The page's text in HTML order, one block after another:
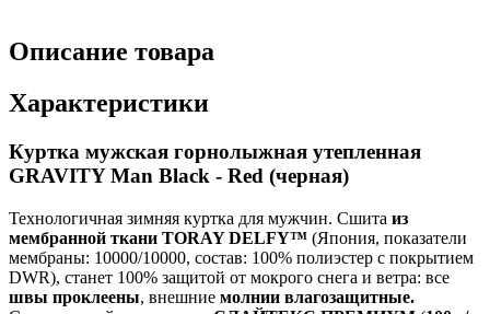
Описание товара
Характеристики
Куртка мужская горнолыжная утепленная
GRAVITY Man Black - Red (черная)
Технологичная зимняя куртка для мужчин. Сшита из
мембранной ткани TORAY DELFY™ (Япония, показатели
мембраны: 10000/10000, состав: 100% полиэстер с покрытием
DWR), станет 100% защитой от мокрого снега и ветра: все
швы проклеены, внешние молнии влагозащитные.